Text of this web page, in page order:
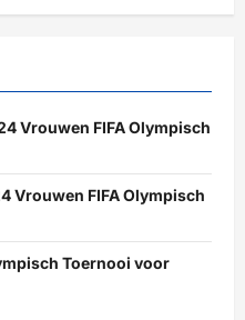
Vrouwen FIFA Olympisch
Vrouwen FIFA Olympisch
Toernooi voor